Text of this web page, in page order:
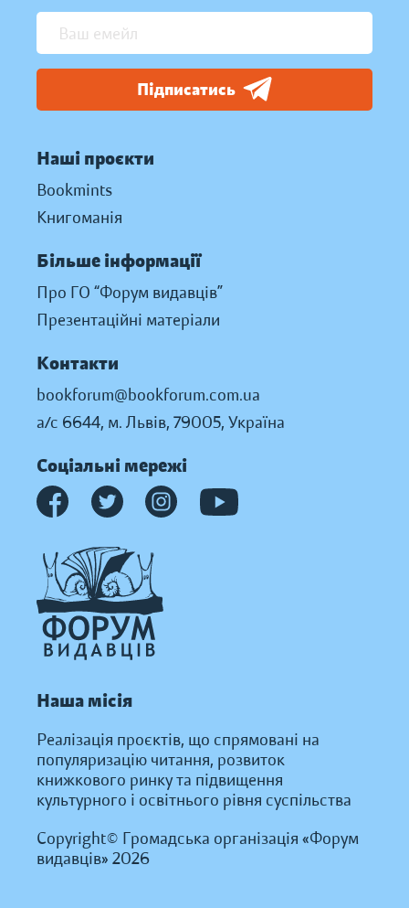
Підписатись
Наші проєкти
Bookmints
Книгоманія
Більше інформації
Про ГО “Форум видавців”
Презентаційні матеріали
Контакти
bookforum@bookforum.com.ua
а/с 6644, м. Львів, 79005, Україна
Соціальні мережі
Наша місія
Реалізація проєктів, що спрямовані на
популяризацію читання, розвиток
книжкового ринку та підвищення
культурного і освітнього рівня суспільства
Copyright© Громадська організація «Форум
видавців» 2026